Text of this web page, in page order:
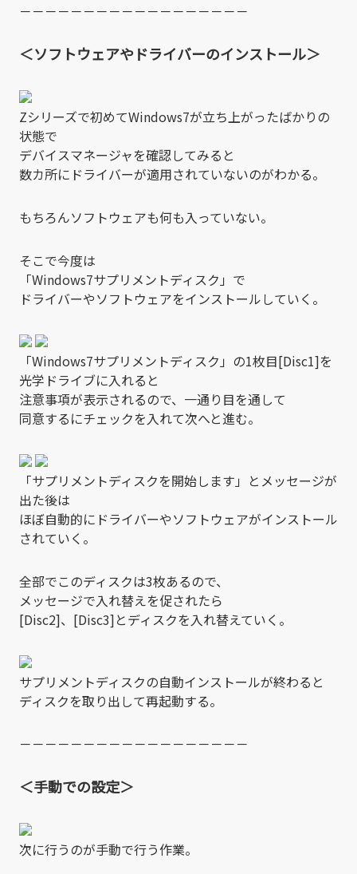
－－－－－－－－－－－－－－－－－－
＜ソフトウェアやドライバーのインストール＞
Zシリーズで初めてWindows7が立ち上がったばかりの
状態で
デバイスマネージャを確認してみると
数カ所にドライバーが適用されていないのがわかる。
もちろんソフトウェアも何も入っていない。
そこで今度は
「Windows7サプリメントディスク」で
ドライバーやソフトウェアをインストールしていく。
「Windows7サプリメントディスク」の1枚目[Disc1]を
光学ドライブに入れると
注意事項が表示されるので、一通り目を通して
同意するにチェックを入れて次へと進む。
「サプリメントディスクを開始します」とメッセージが
出た後は
ほぼ自動的にドライバーやソフトウェアがインストール
されていく。
全部でこのディスクは3枚あるので、
メッセージで入れ替えを促されたら
[Disc2]、[Disc3]とディスクを入れ替えていく。
サプリメントディスクの自動インストールが終わると
ディスクを取り出して再起動する。
－－－－－－－－－－－－－－－－－－
＜手動での設定＞
次に行うのが手動で行う作業。